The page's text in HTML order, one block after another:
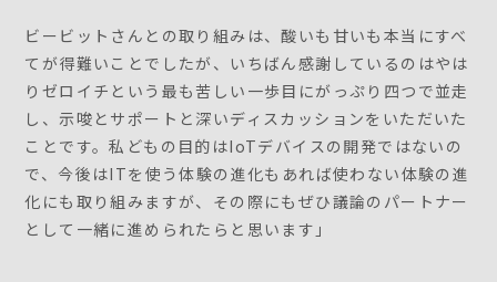
ビービットさんとの取り組みは、酸いも甘いも本当にすべ
てが得難いことでしたが、いちばん感謝しているのはやは
りゼロイチという最も苦しい一歩目にがっぷり四つで並走
し、示唆とサポートと深いディスカッションをいただいた
ことです。私どもの目的はIoTデバイスの開発ではないの
で、今後はITを使う体験の進化もあれば使わない体験の進
化にも取り組みますが、その際にもぜひ議論のパートナー
として一緒に進められたらと思います」